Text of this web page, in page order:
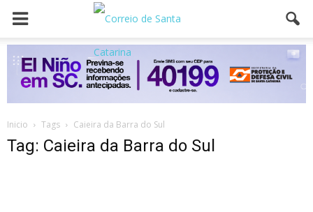
Inicio Tags Caieira da Barra do Sul
Tag: Caieira da Barra do Sul